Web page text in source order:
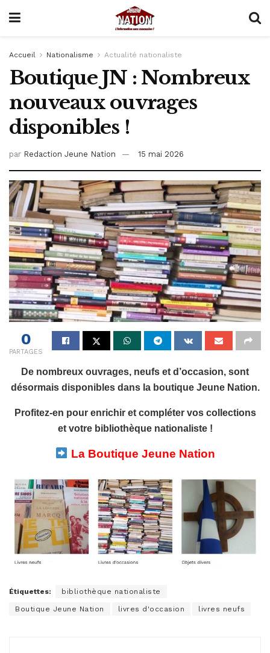
Accueil Nationalisme Actualité nationaliste
Boutique JN : Nombreux
nouveaux ouvrages
disponibles !
par Redaction Jeune Nation 15 mai 2026
0
PARTAGES
De nombreux ouvrages, neufs et d’occasion, sont
désormais disponibles dans la boutique Jeune Nation.
Profitez-en pour enrichir et compléter vos collections
et votre bibliothèque nationaliste !
La Boutique Jeune Nation
Étiquettes: bibliothèque nationaliste
Boutique Jeune Nation livres d'occasion livres neufs